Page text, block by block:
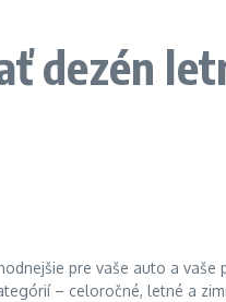
dezén
pre vaše auto a
– celoročné, letné a